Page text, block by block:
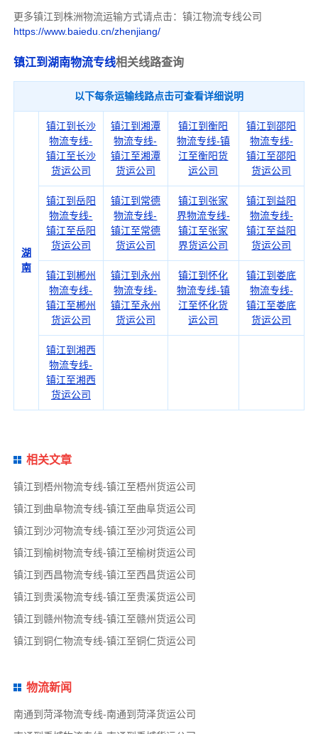
更多镇江到株洲物流运输方式请点击：镇江物流专线公司
https://www.baiedu.cn/zhenjiang/
镇江到湖南物流专线相关线路查询
以下每条运输线路点击可查看详细说明
湖
南
镇江到长沙
物流专线-
镇江至长沙
货运公司
镇江到湘潭
物流专线-
镇江至湘潭
货运公司
镇江到衡阳
物流专线-镇
江至衡阳货
运公司
镇江到邵阳
物流专线-
镇江至邵阳
货运公司
镇江到岳阳
物流专线-
镇江至岳阳
货运公司
镇江到常德
物流专线-
镇江至常德
货运公司
镇江到张家
界物流专线-
镇江至张家
界货运公司
镇江到益阳
物流专线-
镇江至益阳
货运公司
镇江到郴州
物流专线-
镇江至郴州
货运公司
镇江到永州
物流专线-
镇江至永州
货运公司
镇江到怀化
物流专线-镇
江至怀化货
运公司
镇江到娄底
物流专线-
镇江至娄底
货运公司
镇江到湘西
物流专线-
镇江至湘西
货运公司
相关文章
镇江到梧州物流专线-镇江至梧州货运公司
镇江到曲阜物流专线-镇江至曲阜货运公司
镇江到沙河物流专线-镇江至沙河货运公司
镇江到榆树物流专线-镇江至榆树货运公司
镇江到西昌物流专线-镇江至西昌货运公司
镇江到贵溪物流专线-镇江至贵溪货运公司
镇江到赣州物流专线-镇江至赣州货运公司
镇江到铜仁物流专线-镇江至铜仁货运公司
物流新闻
南通到菏泽物流专线-南通到菏泽货运公司